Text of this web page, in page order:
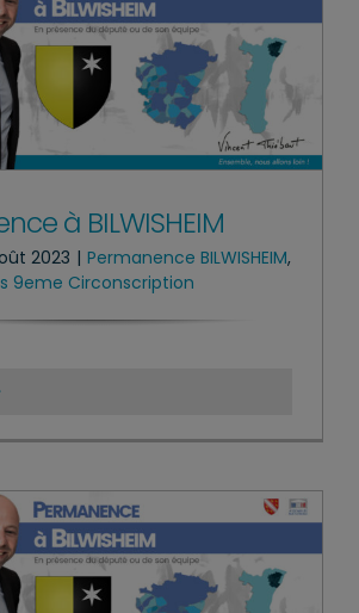
à BILWISHEIM
2023 | Permanence BILWISHEIM,
9eme Circonscription